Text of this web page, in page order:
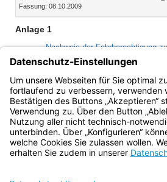
Fassung: 08.10.2009
Anlage 1
Nachweis der Fahrberechtigung
Einsatzfahrzeugen der Freiwilligen
Landesrecht anerkannten
Technischen Hilfswerks und
Katastrophenschutzes
Bayern.de
BayernPortal